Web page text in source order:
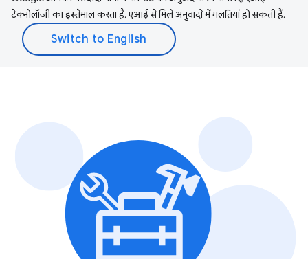
टेक्नोलॉजी का इस्तेमाल करता है. एआई से मिले अनुवादों में गलतियां हो सकती हैं.